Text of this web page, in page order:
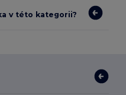
v této kategorii?